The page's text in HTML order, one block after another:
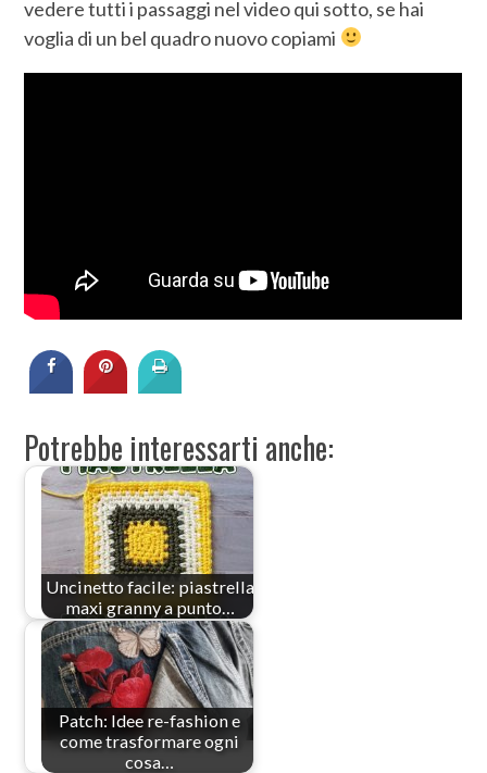
vedere tutti i passaggi nel video qui sotto, se hai
voglia di un bel quadro nuovo copiami
Potrebbe interessarti anche:
Uncinetto facile: piastrella
maxi granny a punto…
Patch: Idee re-fashion e
come trasformare ogni
cosa…